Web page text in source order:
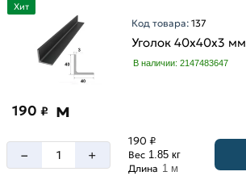
Хит
Код товара:137
Уголок 40х40х3 мм
В наличии: 2147483647
190 ₽ м
– +
190 ₽
Вес 1.85 кг
Длина 1 м